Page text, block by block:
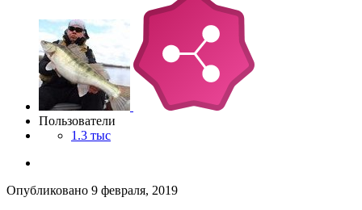
Пользователи
1.3 тыс
Опубликовано 9 февраля, 2019